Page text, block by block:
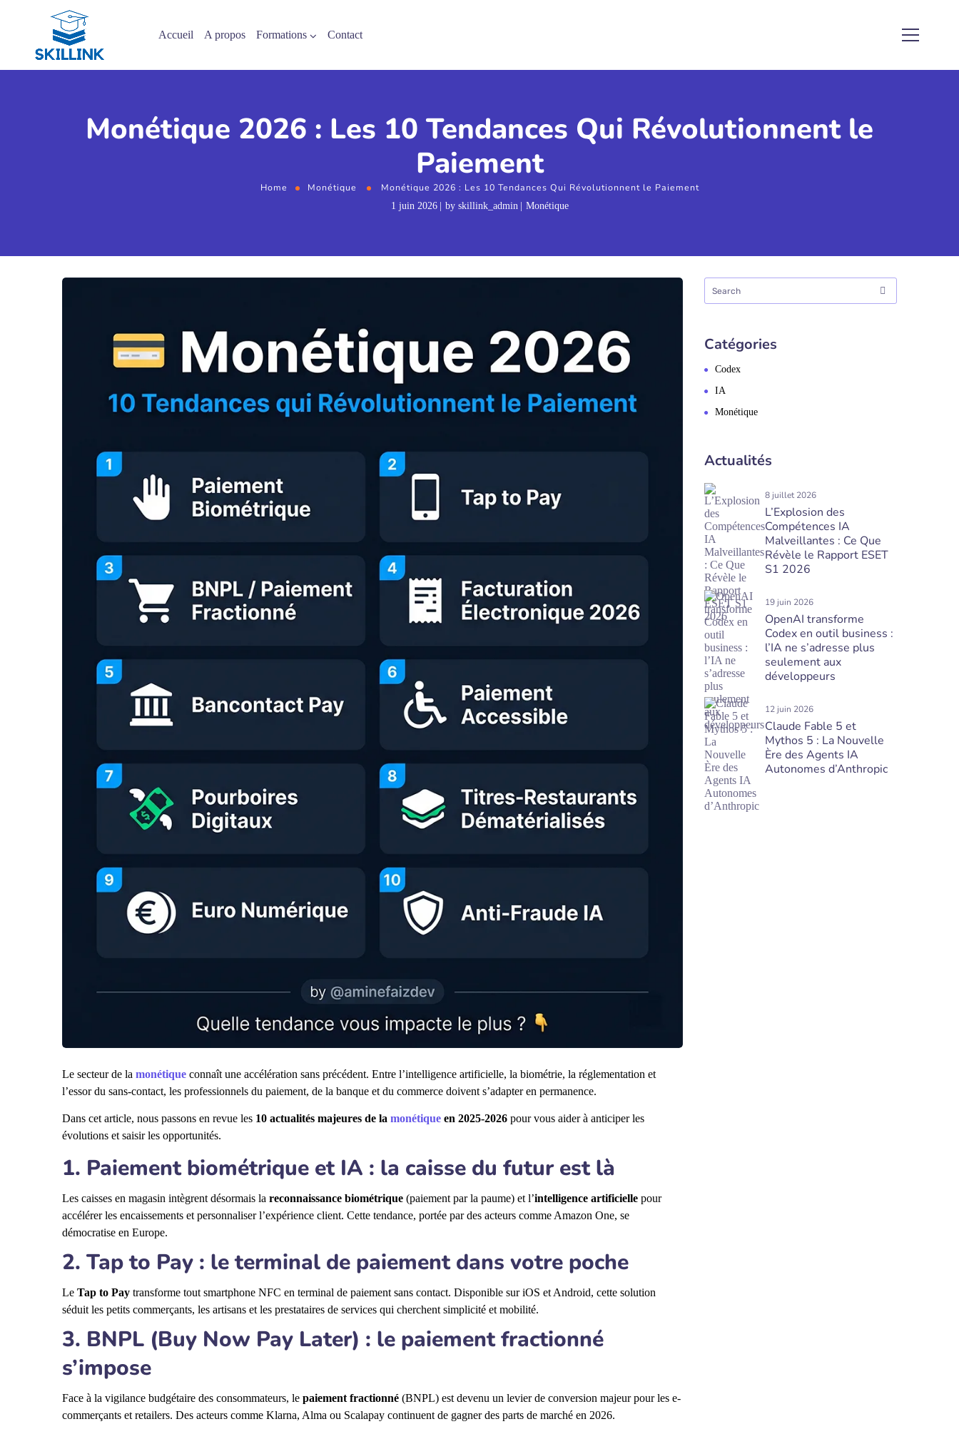
Accueil A propos Formations Contact
Monétique 2026 : Les 10 Tendances Qui Révolutionnent le
Paiement
Home Monétique Monétique 2026 : Les 10 Tendances Qui Révolutionnent le Paiement
1 juin 2026 by skillink_admin Monétique
Le secteur de la monétique connaît une accélération sans précédent. Entre l’intelligence artificielle, la biométrie, la réglementation et
l’essor du sans-contact, les professionnels du paiement, de la banque et du commerce doivent s’adapter en permanence.
Dans cet article, nous passons en revue les 10 actualités majeures de la monétique en 2025-2026 pour vous aider à anticiper les
évolutions et saisir les opportunités.
1. Paiement biométrique et IA : la caisse du futur est là
Les caisses en magasin intègrent désormais la reconnaissance biométrique (paiement par la paume) et l’intelligence artificielle pour
accélérer les encaissements et personnaliser l’expérience client. Cette tendance, portée par des acteurs comme Amazon One, se
démocratise en Europe.
2. Tap to Pay : le terminal de paiement dans votre poche
Le Tap to Pay transforme tout smartphone NFC en terminal de paiement sans contact. Disponible sur iOS et Android, cette solution
séduit les petits commerçants, les artisans et les prestataires de services qui cherchent simplicité et mobilité.
3. BNPL (Buy Now Pay Later) : le paiement fractionné
s’impose
Face à la vigilance budgétaire des consommateurs, le paiement fractionné (BNPL) est devenu un levier de conversion majeur pour les e-
commerçants et retailers. Des acteurs comme Klarna, Alma ou Scalapay continuent de gagner des parts de marché en 2026.
Catégories
Codex
IA
Monétique
Actualités
8 juillet 2026
L’Explosion des
Compétences IA
Malveillantes : Ce Que
Révèle le Rapport ESET
S1 2026
19 juin 2026
OpenAI transforme
Codex en outil business :
l’IA ne s’adresse plus
seulement aux
développeurs
12 juin 2026
Claude Fable 5 et
Mythos 5 : La Nouvelle
Ère des Agents IA
Autonomes d’Anthropic